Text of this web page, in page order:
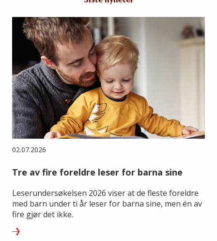
02.07.2026
Tre av fire foreldre leser for barna sine
Leserundersøkelsen 2026 viser at de fleste foreldre
med barn under ti år leser for barna sine, men én av
fire gjør det ikke.